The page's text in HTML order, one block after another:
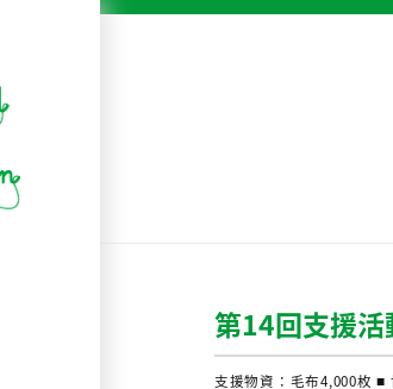
第14回支援
支援物資：毛布4,000枚 ■